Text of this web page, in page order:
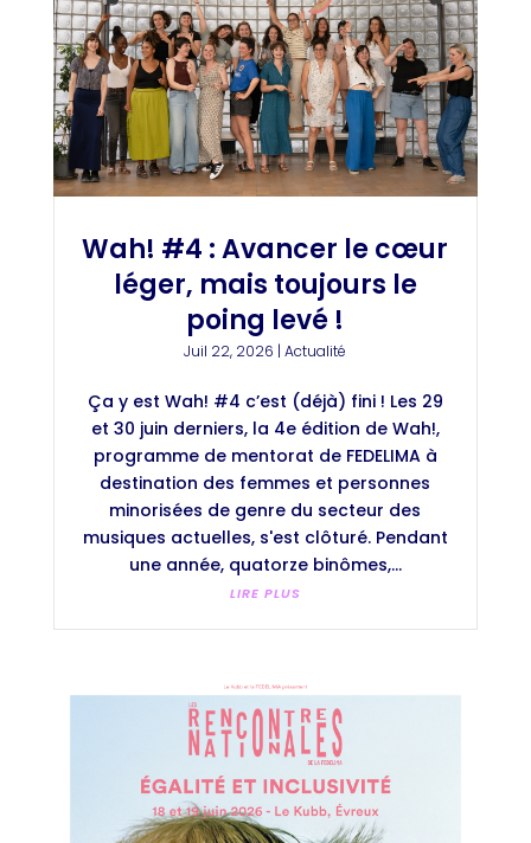
Wah! #4 : Avancer le cœur
léger, mais toujours le
poing levé !
Juil 22, 2026 |Actualité
Ça y est Wah! #4 c’est (déjà) fini ! Les 29
et 30 juin derniers, la 4e édition de Wah!,
programme de mentorat de FEDELIMA à
destination des femmes et personnes
minorisées de genre du secteur des
musiques actuelles, s'est clôturé. Pendant
une année, quatorze binômes,...
LIRE PLUS